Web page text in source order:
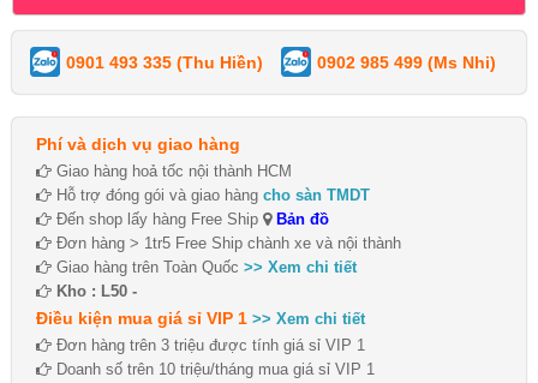
0901 493 335 (Thu Hiền) 0902 985 499 (Ms Nhi)
Phí và dịch vụ giao hàng
Giao hàng hoả tốc nội thành HCM
Hỗ trợ đóng gói và giao hàng cho sàn TMDT
Đến shop lấy hàng Free Ship
Bản đồ
Đơn hàng > 1tr5 Free Ship chành xe và nội thành
Giao hàng trên Toàn Quốc >> Xem chi tiết
Kho : L50 -
Điều kiện mua giá sỉ VIP 1 >> Xem chi tiết
Đơn hàng trên 3 triệu được tính giá sỉ VIP 1
Doanh số trên 10 triệu/tháng mua giá sỉ VIP 1